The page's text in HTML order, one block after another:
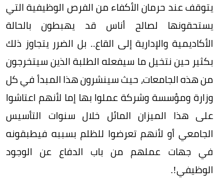
يتوقف عند حرمان الأكفاء من الفرص الوظيفية التي
يستحقونها لصالح أناس قد يهبطون بالحالة
الأكاديمية والإدارية إلى القاع.. بل الضرر يتجاوز ذلك
بكثير حين نتخيل ما سيفعله الطلبة الذين سيتخرجون
من هذه الجامعات، حيث سينشرون هذا المبدأ في كل
وزارة ومؤسسة وشركة عملوا بها إما لأنهم اعتاشوا
على هذا الميزان المائل خلال سنوات التأسيس
الجامعي أو لأنهم تعرضوا للظلم بسببه فيطبقونه
في جهات عملهم من باب الدفاع عن الوجود
الوظيفي!.